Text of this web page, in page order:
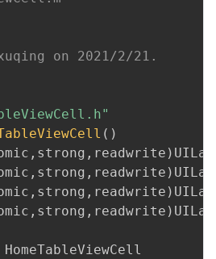
on 2021/2/21.
( )
, strong , readwrite )
, strong , readwrite )
, strong , readwrite )
, strong , readwrite )